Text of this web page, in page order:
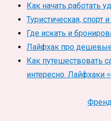
Как начать работать
Туристическая, спорт
Где искать и
Лайфхак про
Как путешествовать
интересно. Лайфхаки